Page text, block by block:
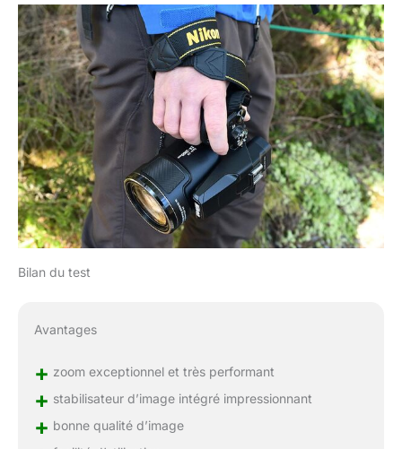
Bilan du test
Avantages
+ zoom exceptionnel et très performant
+ stabilisateur d’image intégré impressionnant
+ bonne qualité d’image